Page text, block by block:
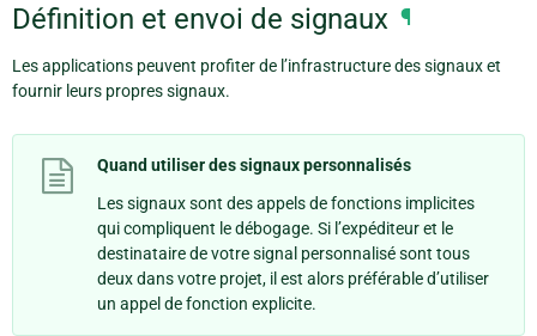
Définition et envoi de signaux ¶
Les applications peuvent profiter de l’infrastructure des signaux et
fournir leurs propres signaux.
Quand utiliser des signaux personnalisés
Les signaux sont des appels de fonctions implicites
qui compliquent le débogage. Si l’expéditeur et le
destinataire de votre signal personnalisé sont tous
deux dans votre projet, il est alors préférable d’utiliser
un appel de fonction explicite.